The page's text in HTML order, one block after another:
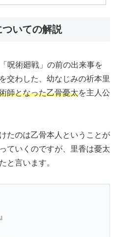
いての解説
呪術廻戦」の前の出来事を
交わした、幼なじみの祈本里
師となった乙骨憂太を主人公
たのは乙骨本人ということが
ていくのですが、里香は憂太
と言います。